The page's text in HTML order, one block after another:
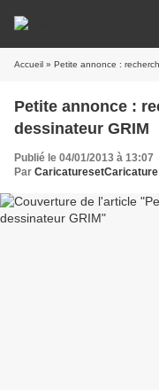
Accueil » Petite annonce :
Petite annonce :
dessinateur GRIM
Publié le 04/01/2013 à 13:07
Par CaricaturesetCaricature